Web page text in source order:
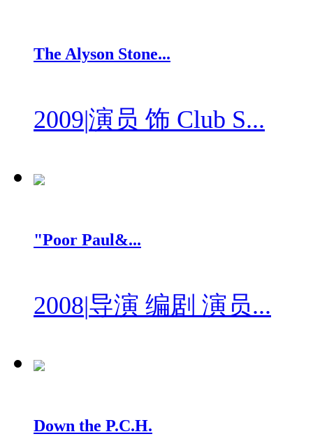
The Alyson Stone...
2009|演员 饰 Club S...
"Poor Paul&...
2008|导演 编剧 演员...
Down the P.C.H.